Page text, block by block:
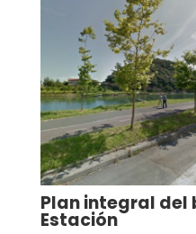
Plan integral del
Estación